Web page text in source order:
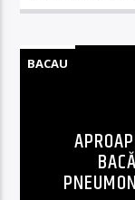
BACAU